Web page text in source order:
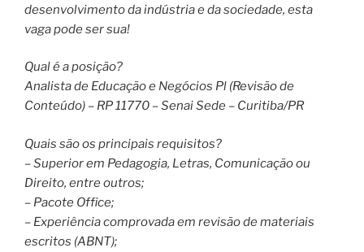
desenvolvimento da indústria e da sociedade, esta
vaga pode ser sua!
Qual é a posição?
Analista de Educação e Negócios Pl (Revisão de
Conteúdo) – RP 11770 – Senai Sede – Curitiba/PR
Quais são os principais requisitos?
– Superior em Pedagogia, Letras, Comunicação ou
Direito, entre outros;
– Pacote Office;
– Experiência comprovada em revisão de materiais
escritos (ABNT);